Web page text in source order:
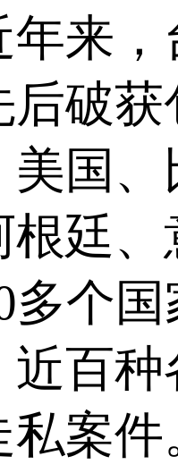
年来，
后破获
美国、
根廷、
多个国
近百种
私案件